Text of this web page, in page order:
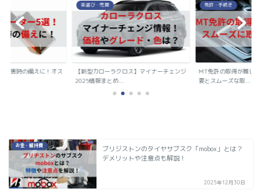
災害時の備えに！オス
車選び・売買
【新型カローラクロス】マイナーチェンジ
2025情報まとめ...
免許・手続き
MT免許の取得が難し
要とスムーズな取...
お金・維持費
ブリジストンのタイヤサブスク「mobox」とは？
デメリットや注意点も解説！
2025年12月30日